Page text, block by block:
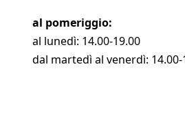
al pomeriggio:
al lunedì: 14.00-19.00
dal martedì al venerdì: 14.00-